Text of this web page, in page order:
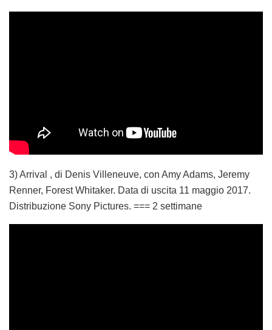
3) Arrival , di Denis Villeneuve, con Amy Adams, Jeremy
Renner, Forest Whitaker. Data di uscita 11 maggio 2017.
Distribuzione Sony Pictures. === 2 settimane